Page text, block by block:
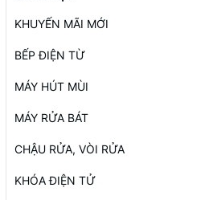
KHUYẾN MÃI MỚI
BẾP ĐIỆN TỪ
MÁY HÚT MÙI
MÁY RỬA BÁT
CHẬU RỬA, VÒI RỬA
KHÓA ĐIỆN TỬ